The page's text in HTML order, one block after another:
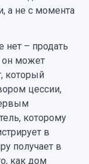
а не с момента
нет – продать
он может
который
цессии,
которому
в
получает в
как дом